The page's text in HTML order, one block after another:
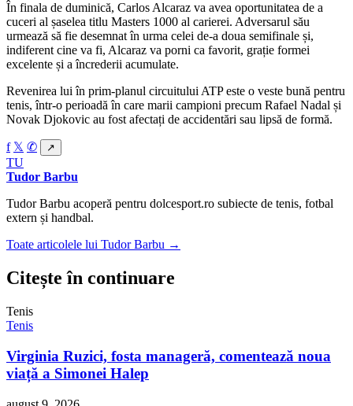
În finala de duminică, Carlos Alcaraz va avea oportunitatea de a
cuceri al șaselea titlu Masters 1000 al carierei. Adversarul său
urmează să fie desemnat în urma celei de-a doua semifinale și,
indiferent cine va fi, Alcaraz va porni ca favorit, grație formei
excelente și a încrederii acumulate.
Revenirea lui în prim-planul circuitului ATP este o veste bună pentru
tenis, într-o perioadă în care marii campioni precum Rafael Nadal și
Novak Djokovic au fost afectați de accidentări sau lipsă de formă.
f 𝕏 ✆ ↗
TU
Tudor Barbu
Tudor Barbu acoperă pentru dolcesport.ro subiecte de tenis, fotbal
extern și handbal.
Toate articolele lui Tudor Barbu →
Citește în continuare
Tenis
Tenis
Virginia Ruzici, fosta manageră, comentează noua
viață a Simonei Halep